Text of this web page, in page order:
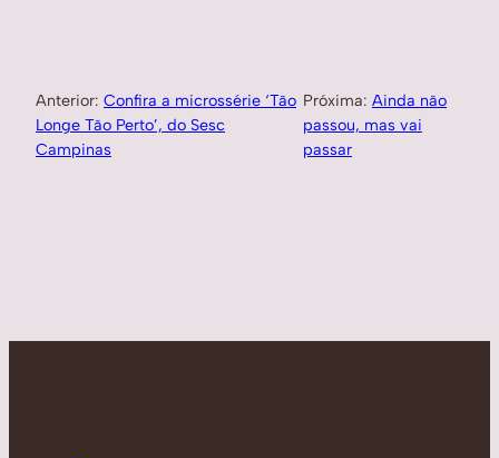
Anterior: Confira a microssérie ‘Tão
Longe Tão Perto’, do Sesc
Campinas
Próxima: Ainda não
passou, mas vai
passar